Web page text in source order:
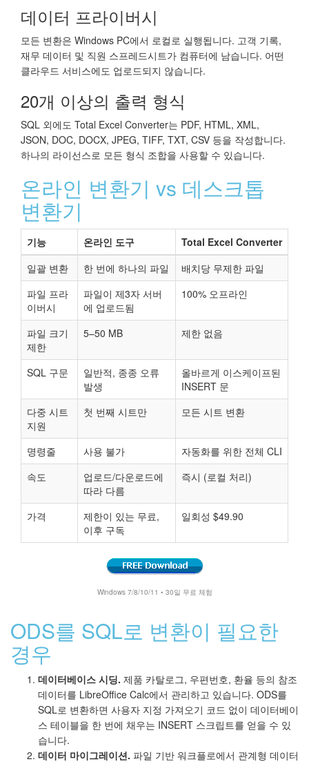
데이터 프라이버시
모든 변환은 Windows PC에서 로컬로 실행됩니다. 고객 기록,
재무 데이터 및 직원 스프레드시트가 컴퓨터에 남습니다. 어떤
클라우드 서비스에도 업로드되지 않습니다.
20개 이상의 출력 형식
SQL 외에도 Total Excel Converter는 PDF, HTML, XML,
JSON, DOC, DOCX, JPEG, TIFF, TXT, CSV 등을 작성합니다.
하나의 라이선스로 모든 형식 조합을 사용할 수 있습니다.
온라인 변환기 vs 데스크톱
변환기
기능 온라인 도구
Total Excel Converter
일괄 변환
한 번에 하나의 파일
배치당 무제한 파일
파일 프라
이버시
파일이 제3자 서버
에 업로드됨
100% 오프라인
파일 크기
제한
5–50 MB 제한 없음
SQL 구문
일반적, 종종 오류
발생
올바르게 이스케이프된
INSERT 문
다중 시트
지원
첫 번째 시트만 모든 시트 변환
명령줄 사용 불가
자동화를 위한 전체 CLI
속도
업로드/다운로드에
따라 다름
즉시 (로컬 처리)
가격
제한이 있는 무료,
이후 구독
일회성 $49.90
Windows 7/8/10/11 • 30일 무료 체험
ODS를 SQL로 변환이 필요한
경우
데이터베이스 시딩. 제품 카탈로그, 우편번호, 환율 등의 참조
데이터를 LibreOffice Calc에서 관리하고 있습니다. ODS를
SQL로 변환하면 사용자 지정 가져오기 코드 없이 데이터베이
스 테이블을 한 번에 채우는 INSERT 스크립트를 얻을 수 있
습니다.
데이터 마이그레이션. 파일 기반 워크플로에서 관계형 데이터